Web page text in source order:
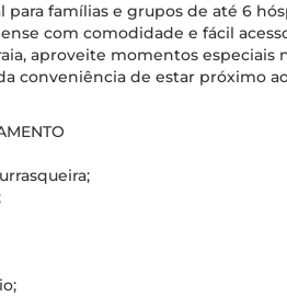
para famílias e grupos de até 6
com comodidade e fácil
aproveite momentos especiais
conveniência de estar próximo